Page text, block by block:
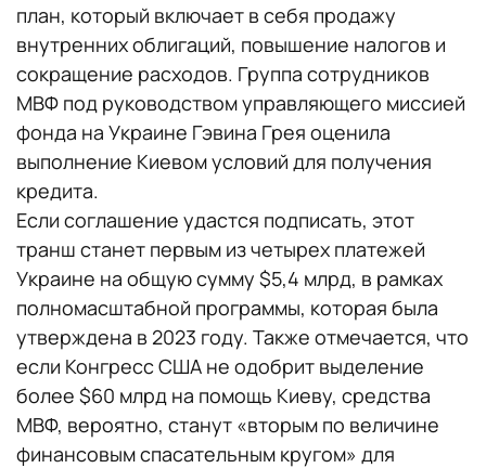
план, который включает в себя продажу
внутренних облигаций, повышение налогов и
сокращение расходов. Группа сотрудников
МВФ под руководством управляющего миссией
фонда на Украине Гэвина Грея оценила
выполнение Киевом условий для получения
кредита.
Если соглашение удастся подписать, этот
транш станет первым из четырех платежей
Украине на общую сумму $5,4 млрд, в рамках
полномасштабной программы, которая была
утверждена в 2023 году. Также отмечается, что
если Конгресс США не одобрит выделение
более $60 млрд на помощь Киеву, средства
МВФ, вероятно, станут «вторым по величине
финансовым спасательным кругом» для